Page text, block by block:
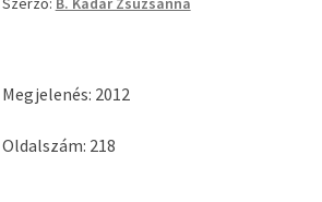
Megjelenés: 2012
Oldalszám: 218